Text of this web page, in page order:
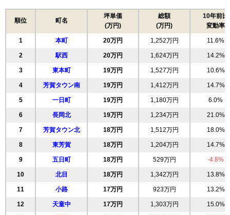
順位 町名
坪単価
(万円)
総額
(万円)
10年前比
変動率
1 本町 20万円 1,252万円 11.6%
2 駅西 20万円 1,624万円 14.2%
3 東本町 19万円 1,527万円 10.6%
4 芳賀タウン南 19万円 1,412万円 14.7%
5 一日町 19万円 1,180万円 6.0%
6 長岡北 19万円 1,234万円 21.0%
7 芳賀タウン北 18万円 1,512万円 18.0%
8 東芳賀 18万円 1,204万円 14.7%
9 五日町 18万円 529万円 -4.8%
10 北目 18万円 1,342万円 13.8%
11 小路 17万円 923万円 13.2%
12 天童中 17万円 1,303万円 15.0%